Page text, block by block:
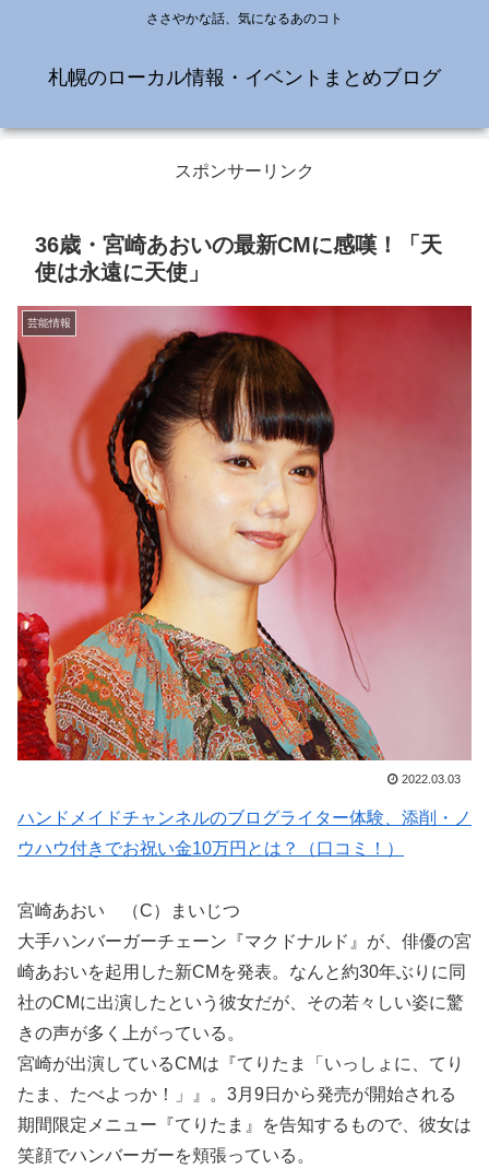
ささやかな話、気になるあのコト
札幌のローカル情報・イベントまとめブログ
スポンサーリンク
36歳・宮崎あおいの最新CMに感嘆！「天
使は永遠に天使」
芸能情報
2022.03.03
ハンドメイドチャンネルのブログライター体験、添削・ノ
ウハウ付きでお祝い金10万円とは？（口コミ！）
宮崎あおい （C）まいじつ
大手ハンバーガーチェーン『マクドナルド』が、俳優の宮
崎あおいを起用した新CMを発表。なんと約30年ぶりに同
社のCMに出演したという彼女だが、その若々しい姿に驚
きの声が多く上がっている。
宮崎が出演しているCMは『てりたま「いっしょに、てり
たま、たべよっか！」』。3月9日から発売が開始される
期間限定メニュー『てりたま』を告知するもので、彼女は
笑顔でハンバーガーを頬張っている。